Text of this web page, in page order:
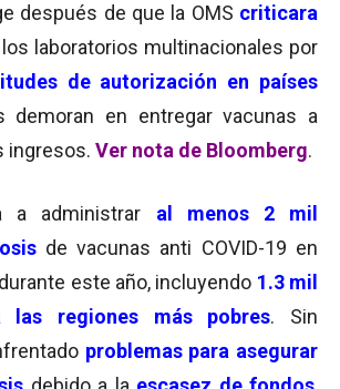
después de que la OMS criticara
los laboratorios multinacionales por
de autorización en países
demoran en entregar vacunas a
ingresos. Ver nota de Bloomberg.
a administrar al menos 2 mil
de vacunas anti COVID-19 en
este año, incluyendo 1.3 mil
las regiones más pobres. Sin
problemas para asegurar